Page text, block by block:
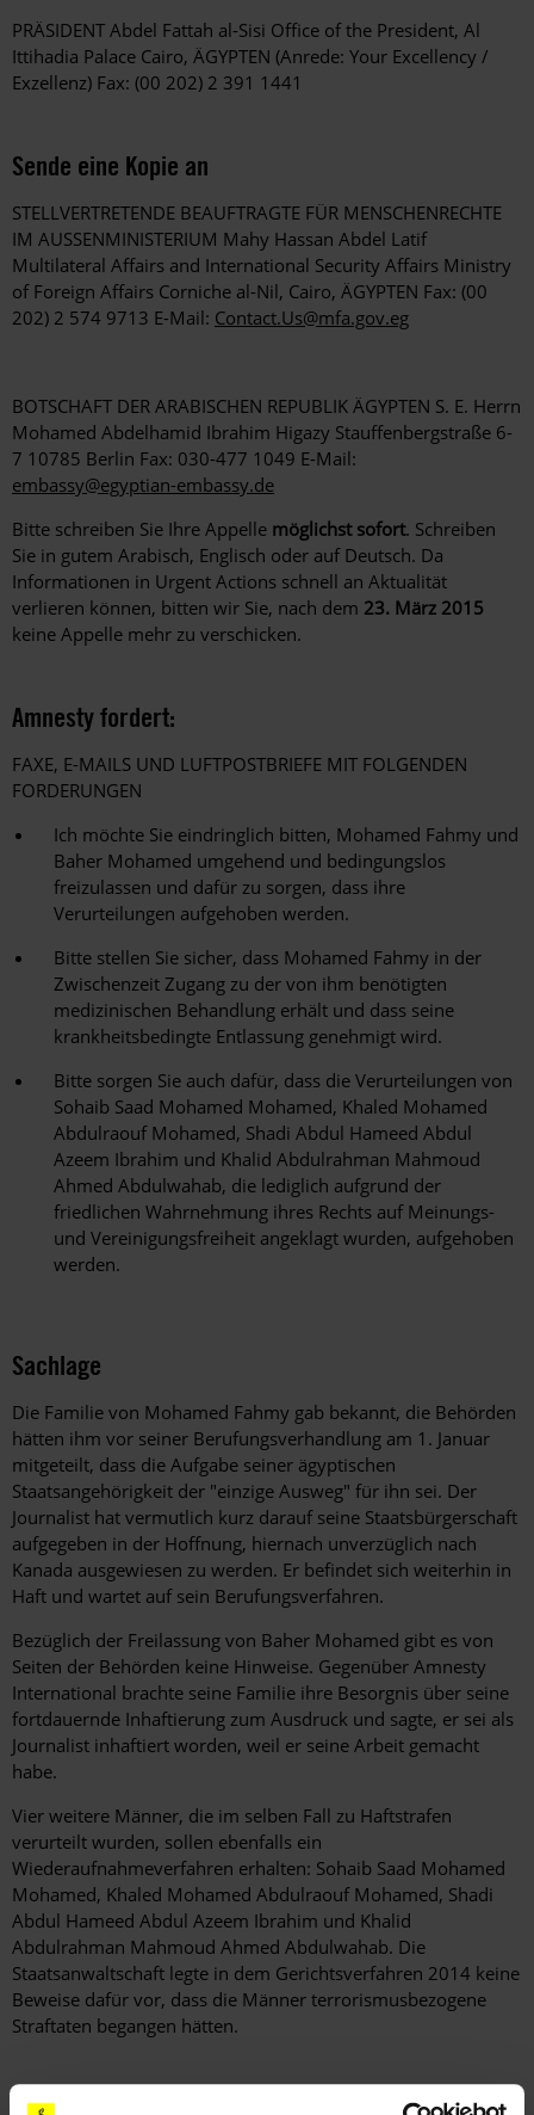
PRÄSIDENT Abdel Fattah al-Sisi Office of the President, Al
Ittihadia Palace Cairo, ÄGYPTEN (Anrede: Your Excellency /
Exzellenz) Fax: (00 202) 2 391 1441
Sende eine Kopie an
STELLVERTRETENDE BEAUFTRAGTE FÜR MENSCHENRECHTE
IM AUSSENMINISTERIUM Mahy Hassan Abdel Latif
Multilateral Affairs and International Security Affairs Ministry
of Foreign Affairs Corniche al-Nil, Cairo, ÄGYPTEN Fax: (00
202) 2 574 9713 E-Mail: Contact.Us@mfa.gov.eg
BOTSCHAFT DER ARABISCHEN REPUBLIK ÄGYPTEN S. E. Herrn
Mohamed Abdelhamid Ibrahim Higazy Stauffenbergstraße 6-
7 10785 Berlin Fax: 030-477 1049 E-Mail:
embassy@egyptian-embassy.de
Bitte schreiben Sie Ihre Appelle möglichst sofort. Schreiben
Sie in gutem Arabisch, Englisch oder auf Deutsch. Da
Informationen in Urgent Actions schnell an Aktualität
verlieren können, bitten wir Sie, nach dem 23. März 2015
keine Appelle mehr zu verschicken.
Amnesty fordert:
FAXE, E-MAILS UND LUFTPOSTBRIEFE MIT FOLGENDEN
FORDERUNGEN
Ich möchte Sie eindringlich bitten, Mohamed Fahmy und
Baher Mohamed umgehend und bedingungslos
freizulassen und dafür zu sorgen, dass ihre
Verurteilungen aufgehoben werden.
Bitte stellen Sie sicher, dass Mohamed Fahmy in der
Zwischenzeit Zugang zu der von ihm benötigten
medizinischen Behandlung erhält und dass seine
krankheitsbedingte Entlassung genehmigt wird.
Bitte sorgen Sie auch dafür, dass die Verurteilungen von
Sohaib Saad Mohamed Mohamed, Khaled Mohamed
Abdulraouf Mohamed, Shadi Abdul Hameed Abdul
Azeem Ibrahim und Khalid Abdulrahman Mahmoud
Ahmed Abdulwahab, die lediglich aufgrund der
friedlichen Wahrnehmung ihres Rechts auf Meinungs-
und Vereinigungsfreiheit angeklagt wurden, aufgehoben
werden.
Sachlage
Die Familie von Mohamed Fahmy gab bekannt, die Behörden
hätten ihm vor seiner Berufungsverhandlung am 1. Januar
mitgeteilt, dass die Aufgabe seiner ägyptischen
Staatsangehörigkeit der "einzige Ausweg" für ihn sei. Der
Journalist hat vermutlich kurz darauf seine Staatsbürgerschaft
aufgegeben in der Hoffnung, hiernach unverzüglich nach
Kanada ausgewiesen zu werden. Er befindet sich weiterhin in
Haft und wartet auf sein Berufungsverfahren.
Bezüglich der Freilassung von Baher Mohamed gibt es von
Seiten der Behörden keine Hinweise. Gegenüber Amnesty
International brachte seine Familie ihre Besorgnis über seine
fortdauernde Inhaftierung zum Ausdruck und sagte, er sei als
Journalist inhaftiert worden, weil er seine Arbeit gemacht
habe.
Vier weitere Männer, die im selben Fall zu Haftstrafen
verurteilt wurden, sollen ebenfalls ein
Wiederaufnahmeverfahren erhalten: Sohaib Saad Mohamed
Mohamed, Khaled Mohamed Abdulraouf Mohamed, Shadi
Abdul Hameed Abdul Azeem Ibrahim und Khalid
Abdulrahman Mahmoud Ahmed Abdulwahab. Die
Staatsanwaltschaft legte in dem Gerichtsverfahren 2014 keine
Beweise dafür vor, dass die Männer terrorismusbezogene
Straftaten begangen hätten.